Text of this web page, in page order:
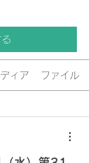
ディア ファイル